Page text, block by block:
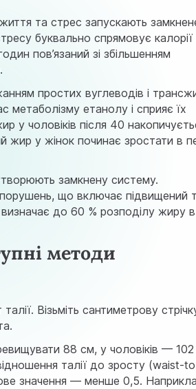
та стрес запускають
буквально спрямовує калорії
пов’язаний зі збільшенням
простих вуглеводів і
метаболізму етанолу і сприяє їх
у чоловіків після 40
жир у жінок починає зростати в
замкнену систему.
що включає підвищений
до 60 % розподілу жиру в
методи
Візьміть сантиметрову
88 см, у чоловіків —
талії до зросту (waist-
значення — менше 0,5.